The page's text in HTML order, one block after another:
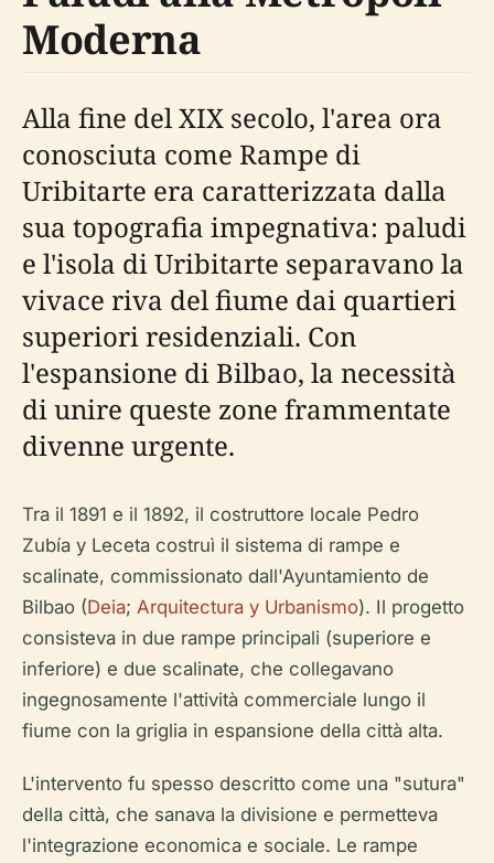
Moderna
Alla fine del XIX secolo, l'area ora
conosciuta come Rampe di
Uribitarte era caratterizzata dalla
sua topografia impegnativa: paludi
e l'isola di Uribitarte separavano la
vivace riva del fiume dai quartieri
superiori residenziali. Con
l'espansione di Bilbao, la necessità
di unire queste zone frammentate
divenne urgente.
Tra il 1891 e il 1892, il costruttore locale Pedro
Zubía y Leceta costruì il sistema di rampe e
scalinate, commissionato dall'Ayuntamiento de
Bilbao (Deia; Arquitectura y Urbanismo). Il progetto
consisteva in due rampe principali (superiore e
inferiore) e due scalinate, che collegavano
ingegnosamente l'attività commerciale lungo il
fiume con la griglia in espansione della città alta.
L'intervento fu spesso descritto come una "sutura"
della città, che sanava la divisione e permetteva
l'integrazione economica e sociale. Le rampe